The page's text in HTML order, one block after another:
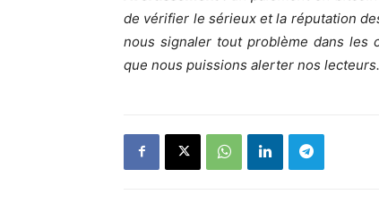
de vérifier le sérieux et la réputation
nous signaler tout problème dans les
que nous puissions alerter nos lecteurs.